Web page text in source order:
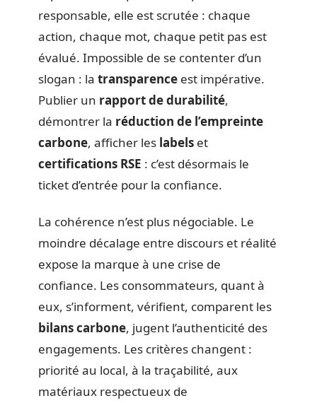
responsable, elle est scrutée : chaque
action, chaque mot, chaque petit pas est
évalué. Impossible de se contenter d’un
slogan : la transparence est impérative.
Publier un rapport de durabilité,
démontrer la réduction de l’empreinte
carbone, afficher les labels et
certifications RSE : c’est désormais le
ticket d’entrée pour la confiance.
La cohérence n’est plus négociable. Le
moindre décalage entre discours et réalité
expose la marque à une crise de
confiance. Les consommateurs, quant à
eux, s’informent, vérifient, comparent les
bilans carbone, jugent l’authenticité des
engagements. Les critères changent :
priorité au local, à la traçabilité, aux
matériaux respectueux de